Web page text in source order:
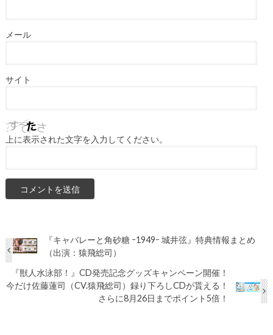
メール
サイト
上に表示された文字を入力してください。
『キャバレーと角砂糖 ｰ1949ｰ 城井弦』特典情報まとめ
（出演：猿飛総司）
『獣人水泳部！』CD発売記念グッズキャンペーン開催！
今だけ佐藤蓮司（CV.猿飛総司）録り下ろしCDが貰える！
さらに8月26日までポイント5倍！